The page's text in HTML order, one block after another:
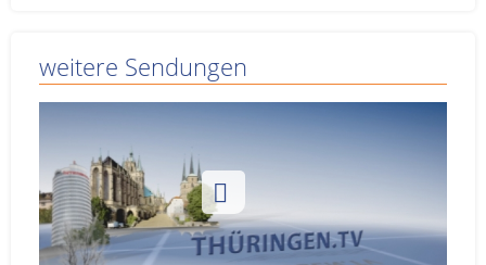
weitere Sendungen